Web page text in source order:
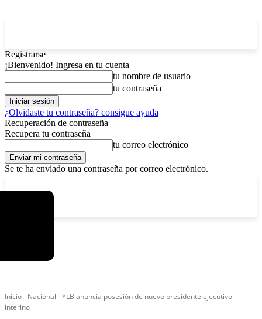
Registrarse
¡Bienvenido! Ingresa en tu cuenta
tu nombre de usuario
tu contraseña
¿Olvidaste tu contraseña? consigue ayuda
Recuperación de contraseña
Recupera tu contraseña
tu correo electrónico
Se te ha enviado una contraseña por correo electrónico.
Inicio Nacional
YLB anuncia posesión de nuevo presidente ejecutivo
interino